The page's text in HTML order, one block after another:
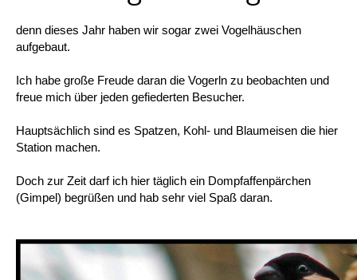
denn dieses Jahr haben wir sogar zwei Vogelhäuschen
aufgebaut.
Ich habe große Freude daran die Vogerln zu beobachten und
freue mich über jeden gefiederten Besucher.
Hauptsächlich sind es Spatzen, Kohl- und Blaumeisen die hier
Station machen.
Doch zur Zeit darf ich hier täglich ein Dompfaffenpärchen
(Gimpel) begrüßen und hab sehr viel Spaß daran.